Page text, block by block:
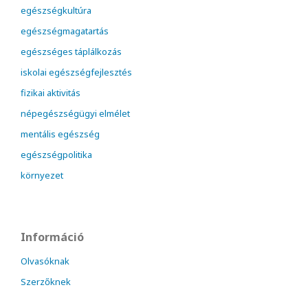
egészségkultúra
egészségmagatartás
egészséges táplálkozás
iskolai egészségfejlesztés
fizikai aktivitás
népegészségügyi elmélet
mentális egészség
egészségpolitika
környezet
Információ
Olvasóknak
Szerzőknek